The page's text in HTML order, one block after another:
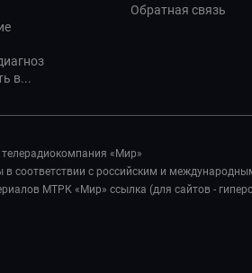
в...
Обратная связь
«Мир»
соответствии с российским и
МТРК «Мир» ссылка (для сайтов -